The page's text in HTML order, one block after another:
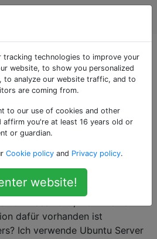
getaggte
(AWS)
ich den Befehl sudo
aus?
ubuntuBenutzer auf den AWS-
Ubuntu Server 12.04 sudofür
dafür vorhanden ist
Ich verwende Ubuntu Server
tracking technologies to improve your
website, to show you personalized
to analyze our website traffic, and to
are coming from.
to our use of cookies and other
affirm you're at least 16 years old or
or guardian.
Cookie policy and Privacy policy.
website!